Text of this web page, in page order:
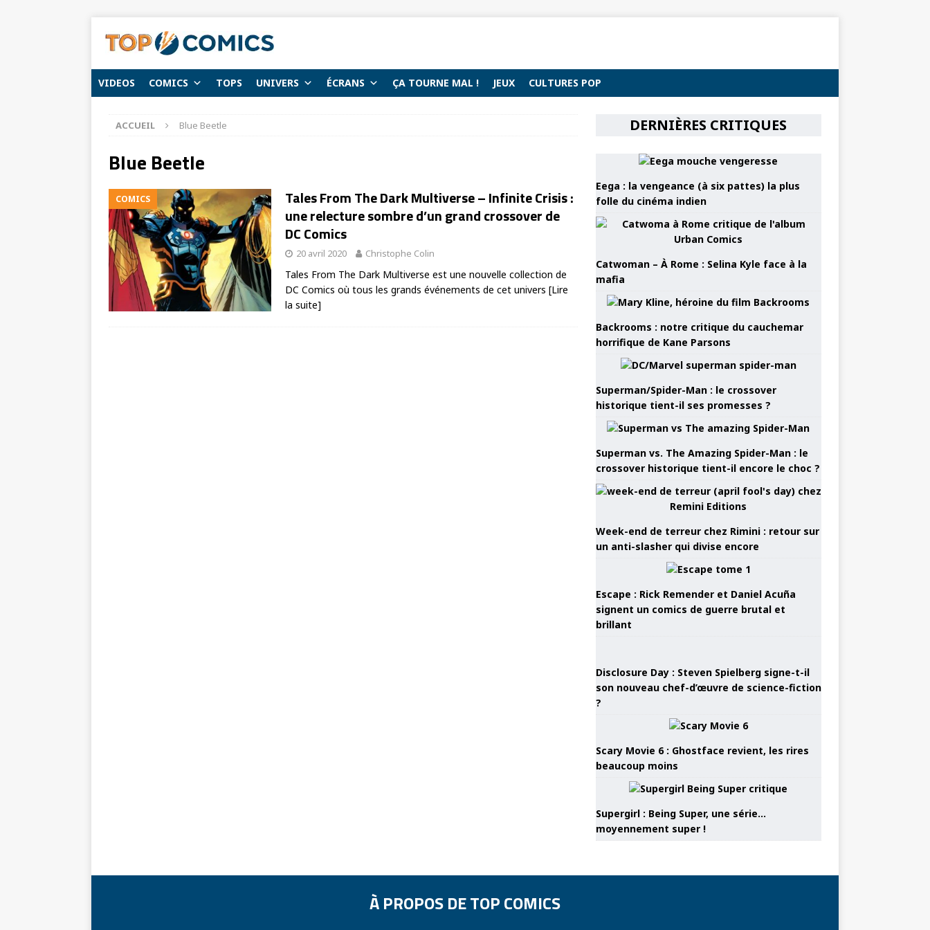
VIDEOS COMICS TOPS UNIVERS ÉCRANS ÇA TOURNE MAL ! JEUX CULTURES POP
ACCUEIL Blue Beetle
Blue Beetle
COMICS
Tales From The Dark Multiverse – Infinite Crisis :
une relecture sombre d’un grand crossover de
DC Comics
20 avril 2020 Christophe Colin
Tales From The Dark Multiverse est une nouvelle collection de
DC Comics où tous les grands événements de cet univers [Lire
la suite]
DERNIÈRES CRITIQUES
Eega : la vengeance (à six pattes) la plus
folle du cinéma indien
Catwoman – À Rome : Selina Kyle face à la
mafia
Backrooms : notre critique du cauchemar
horrifique de Kane Parsons
Superman/Spider-Man : le crossover
historique tient-il ses promesses ?
Superman vs. The Amazing Spider-Man : le
crossover historique tient-il encore le choc ?
Week-end de terreur chez Rimini : retour sur
un anti-slasher qui divise encore
Escape : Rick Remender et Daniel Acuña
signent un comics de guerre brutal et
brillant
Disclosure Day : Steven Spielberg signe-t-il
son nouveau chef-d’œuvre de science-fiction
?
Scary Movie 6 : Ghostface revient, les rires
beaucoup moins
Supergirl : Being Super, une série…
moyennement super !
À PROPOS DE TOP COMICS